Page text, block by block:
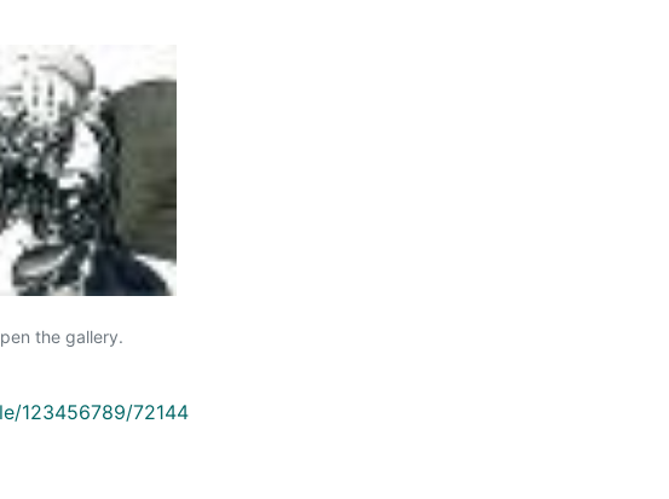
the gallery.
123456789/72144